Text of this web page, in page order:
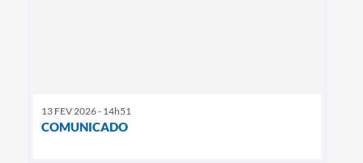
13 FEV 2026 - 14h51
COMUNICADO